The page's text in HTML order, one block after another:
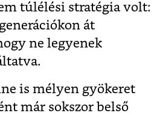
túlélési stratégia volt:
át
ne legyenek
is mélyen gyökeret
már sokszor belső